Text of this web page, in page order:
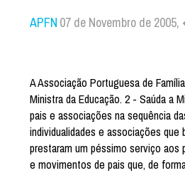
APFN 07 de Novembro de
A Associação Portuguesa de
Ministra da Educação. 2 - Saúda a
pais e associações na sequência
individualidades e associações que
prestaram um péssimo serviço aos
e movimentos de pais que, de